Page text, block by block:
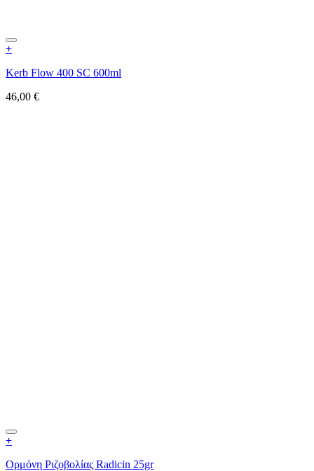
+
Kerb Flow 400 SC 600ml
46,00 €
+
Ορμόνη Ριζοβολίας Radicin 25gr